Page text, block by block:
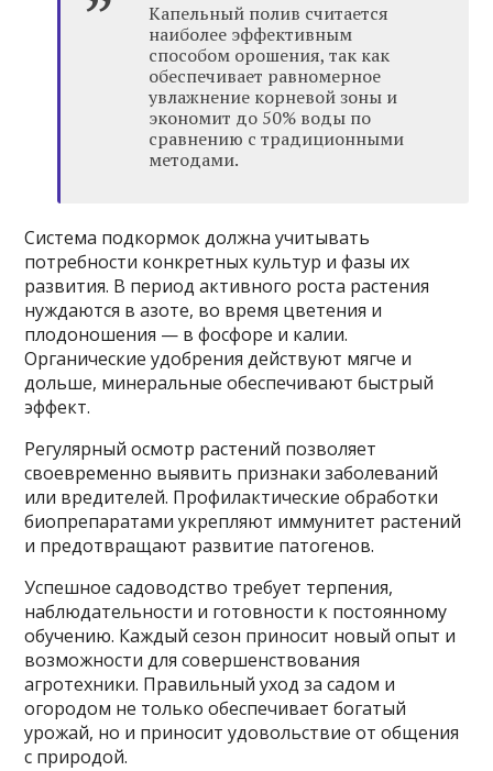
Капельный полив считается
наиболее эффективным
способом орошения, так как
обеспечивает равномерное
увлажнение корневой зоны и
экономит до 50% воды по
сравнению с традиционными
методами.
Система подкормок должна учитывать
потребности конкретных культур и фазы их
развития. В период активного роста растения
нуждаются в азоте, во время цветения и
плодоношения — в фосфоре и калии.
Органические удобрения действуют мягче и
дольше, минеральные обеспечивают быстрый
эффект.
Регулярный осмотр растений позволяет
своевременно выявить признаки заболеваний
или вредителей. Профилактические обработки
биопрепаратами укрепляют иммунитет растений
и предотвращают развитие патогенов.
Успешное садоводство требует терпения,
наблюдательности и готовности к постоянному
обучению. Каждый сезон приносит новый опыт и
возможности для совершенствования
агротехники. Правильный уход за садом и
огородом не только обеспечивает богатый
урожай, но и приносит удовольствие от общения
с природой.